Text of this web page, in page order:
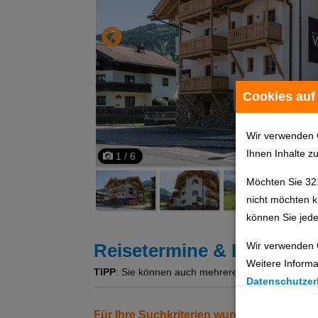
Cookies auf
Wir verwenden
Ihnen Inhalte
Möchten Sie
nicht möchten
können Sie
Wir verwenden
Weitere
1 / 6
Reisetermine &
TIPP: Sie können auch mehrere Angebote
Für Ihre Suchkriterien wurden keine